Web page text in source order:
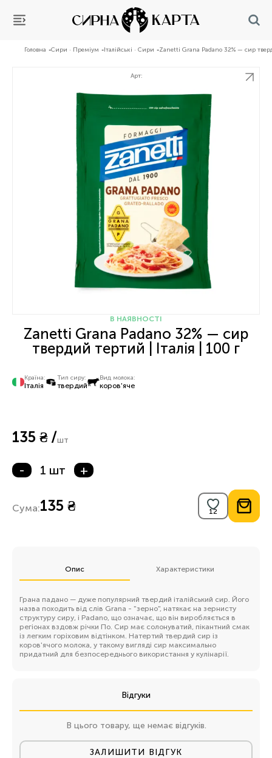
Головна Сири · Преміум Італійські · Сири Zanetti Grana Padano 32% — сир
Арт:
В НАЯВНОСТІ
Zanetti Grana Padano 32% — сир
твердий тертий | Італія | 100 г
Країна:
Італія
Тип сиру:
твердий
Вид молока:
коров'яче
135 ₴ /шт
- 1 шт +
Сума:135 ₴
Опис Характеристики
Грана падано — дуже популярний твердий італійський сир. Його
назва походить від слів Grana - "зерно", натякає на зернисту
структуру сиру, і Padano, що означає, що він виробляється в
регіонах вздовж річки По. Сир має солонуватий, пікантний смак
із легким горіховим відтінком. Натертий твердий сир із
коров'ячого молока, у такому вигляді сир максимально
придатний для безпосереднього використання у кулінарії.
Відгуки
В цього товару, ще немає відгуків.
ЗАЛИШИТИ ВІДГУК